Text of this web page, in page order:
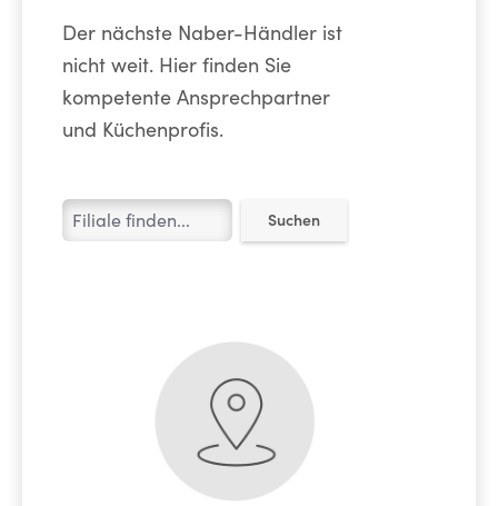
Der nächste Naber-Händler ist
nicht weit. Hier finden Sie
kompetente Ansprechpartner
und Küchenprofis.
Suchen